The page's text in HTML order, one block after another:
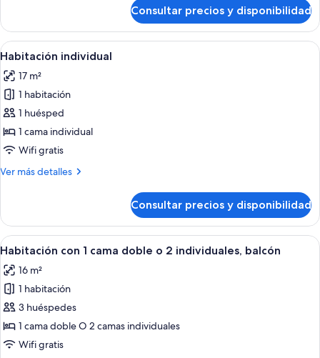
triple,
camas
Consultar precios y disponibilidad
Abrir
todas
las
fotos
de
Habitación
individual
Una cama bien hecha con un
5
Habitación individual
17 m²
1 habitación
1 huésped
1 cama individual
Wifi gratis
Ver más detalles
Más
individual
Consultar precios y disponibilidad
Abrir
todas
las
fotos
de
Habitación
con
Habitación de hotel con una cama
16
Habitación con 1 cama doble o 2 individuales, balcón
16 m²
1 habitación
3 huéspedes
1 cama doble O 2 camas individuales
Wifi gratis